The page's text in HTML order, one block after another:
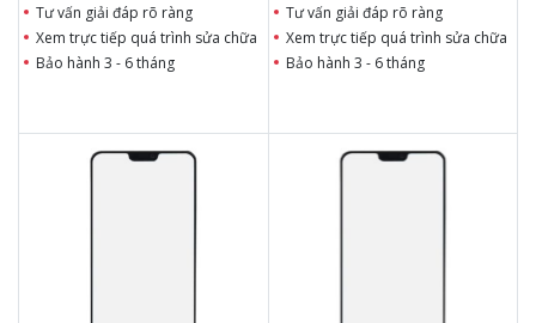
Tư vấn giải đáp rõ ràng
Xem trực tiếp quá trình sửa chữa
Bảo hành 3 - 6 tháng
Tư vấn giải đáp rõ ràng
Xem trực tiếp quá trình sửa chữa
Bảo hành 3 - 6 tháng